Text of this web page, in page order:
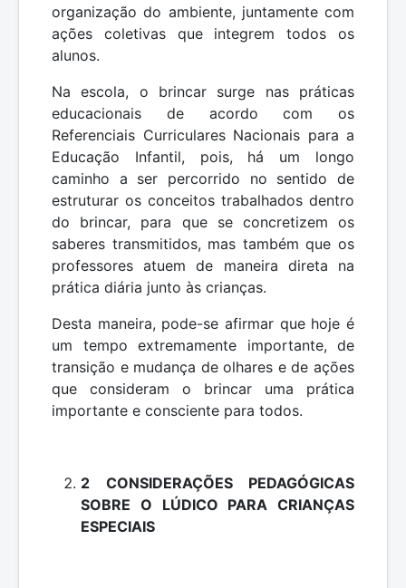
organização do ambiente, juntamente com
ações coletivas que integrem todos os
alunos.
Na escola, o brincar surge nas práticas
educacionais de acordo com os
Referenciais Curriculares Nacionais para a
Educação Infantil, pois, há um longo
caminho a ser percorrido no sentido de
estruturar os conceitos trabalhados dentro
do brincar, para que se concretizem os
saberes transmitidos, mas também que os
professores atuem de maneira direta na
prática diária junto às crianças.
Desta maneira, pode-se afirmar que hoje é
um tempo extremamente importante, de
transição e mudança de olhares e de ações
que consideram o brincar uma prática
importante e consciente para todos.
2 CONSIDERAÇÕES PEDAGÓGICAS
SOBRE O LÚDICO PARA CRIANÇAS
ESPECIAIS